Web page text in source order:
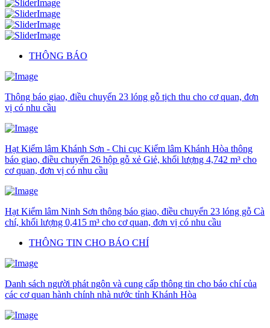
THÔNG BÁO
Thông báo giao, điều chuyển 23 lóng gỗ tịch thu cho cơ quan, đơn
vị có nhu cầu
Hạt Kiểm lâm Khánh Sơn - Chi cục Kiểm lâm Khánh Hòa thông
báo giao, điều chuyển 26 hộp gỗ xẻ Giẻ, khối lượng 4,742 m³ cho
cơ quan, đơn vị có nhu cầu
Hạt Kiểm lâm Ninh Sơn thông báo giao, điều chuyển 23 lóng gỗ Cà
chí, khối lượng 0,415 m³ cho cơ quan, đơn vị có nhu cầu
THÔNG TIN CHO BÁO CHÍ
Danh sách người phát ngôn và cung cấp thông tin cho báo chí của
các cơ quan hành chính nhà nước tỉnh Khánh Hòa